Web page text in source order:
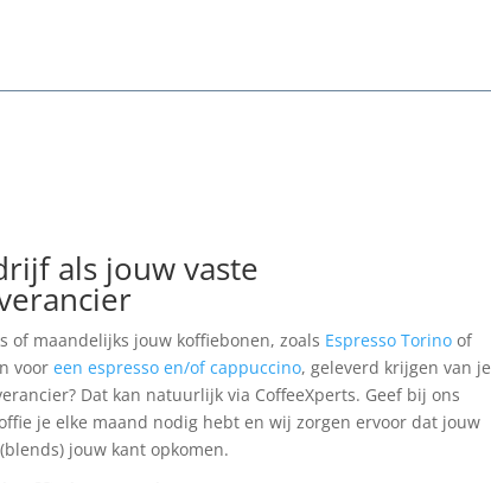
als jouw vaste
of maandelijks jouw koffiebonen, zoals Espresso Torino of
vooreen espresso en/of cappuccino, geleverd krijgen van je
Dat kan natuurlijk via CoffeeXperts. Geef bij ons
je elke maand nodig hebt en wij zorgen ervoor dat jouw
jouw kant opkomen.